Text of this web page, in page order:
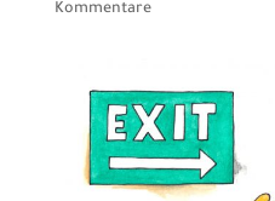
Kommentare